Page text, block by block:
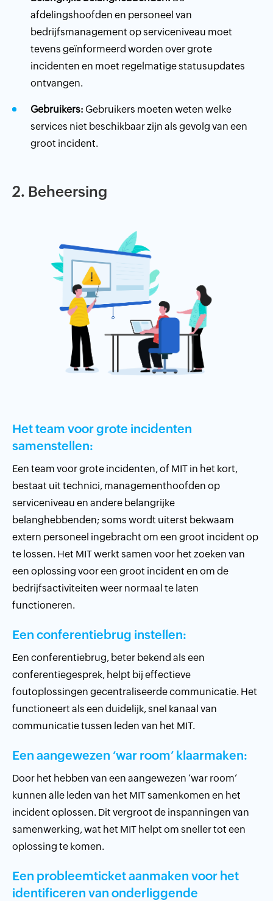
afdelingshoofden en personeel van
bedrijfsmanagement op serviceniveau moet
tevens geïnformeerd worden over grote
incidenten en moet regelmatige statusupdates
ontvangen.
Gebruikers: Gebruikers moeten weten welke
services niet beschikbaar zijn als gevolg van een
groot incident.
2. Beheersing
Het team voor grote incidenten
samenstellen:
Een team voor grote incidenten, of MIT in het kort,
bestaat uit technici, managementhoofden op
serviceniveau en andere belangrijke
belanghebbenden; soms wordt uiterst bekwaam
extern personeel ingebracht om een groot incident op
te lossen. Het MIT werkt samen voor het zoeken van
een oplossing voor een groot incident en om de
bedrijfsactiviteiten weer normaal te laten
functioneren.
Een conferentiebrug instellen:
Een conferentiebrug, beter bekend als een
conferentiegesprek, helpt bij effectieve
foutoplossingen gecentraliseerde communicatie. Het
functioneert als een duidelijk, snel kanaal van
communicatie tussen leden van het MIT.
Een aangewezen ‘war room’ klaarmaken:
Door het hebben van een aangewezen ‘war room’
kunnen alle leden van het MIT samenkomen en het
incident oplossen. Dit vergroot de inspanningen van
samenwerking, wat het MIT helpt om sneller tot een
oplossing te komen.
Een probleemticket aanmaken voor het
identificeren van onderliggende